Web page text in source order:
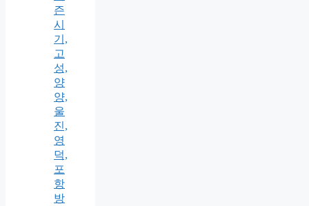
즌
시
기,
고
성,
양
양,
울
진,
영
덕,
포
항
방